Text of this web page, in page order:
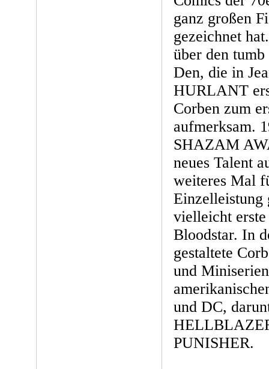
ganz großen
gezeichnet
über den
Den, die in
HURLANT
Corben zum
aufmerksam.
SHAZAM
neues Talent
weiteres Mal
Einzelleistung
vielleicht
Bloodstar. In
gestaltete
und
und DC,
PUNISHER.